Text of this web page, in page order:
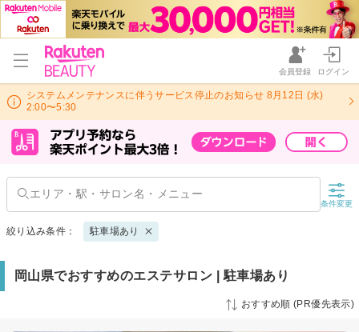
会員登録 ログイン
システムメンテナンスに伴うサービス停止のお知らせ 8月12日 (水)
2:00〜5:30
条件変更
絞り込み条件： 駐車場あり
岡山県でおすすめのエステサロン | 駐車場あり
おすすめ順 (PR優先表示)